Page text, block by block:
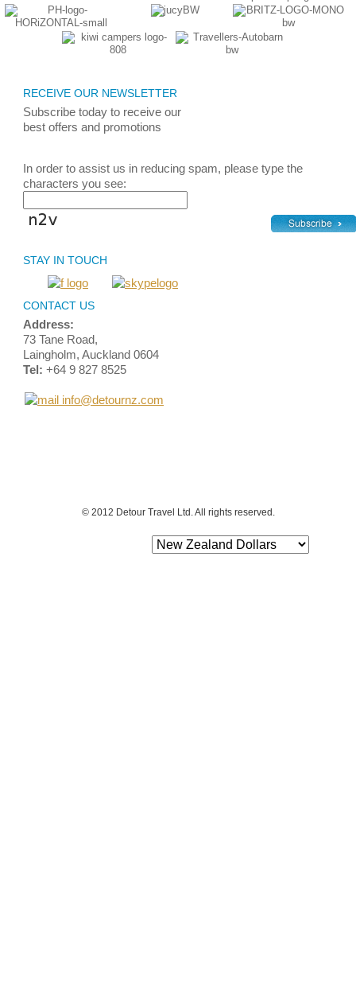
RECEIVE OUR NEWSLETTER
Subscribe today to receive our
best offers and promotions
In order to assist us in reducing spam, please type the
characters you see:
STAY IN TOUCH
CONTACT US
Address:
73 Tane Road,
Laingholm, Auckland 0604
Tel: +64 9 827 8525
info@detournz.com
© 2012 Detour Travel Ltd. All rights reserved.